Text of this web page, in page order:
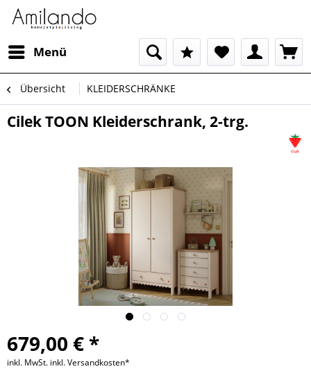
Menü
Übersicht KLEIDERSCHRÄNKE
Cilek TOON Kleiderschrank, 2-trg.
679,00 € *
inkl. MwSt. inkl. Versandkosten*